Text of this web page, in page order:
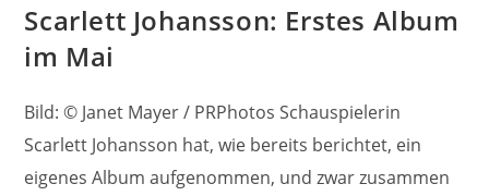
Scarlett Johansson: Erstes Album
im Mai
Bild: © Janet Mayer / PRPhotos Schauspielerin
Scarlett Johansson hat, wie bereits berichtet, ein
eigenes Album aufgenommen, und zwar zusammen